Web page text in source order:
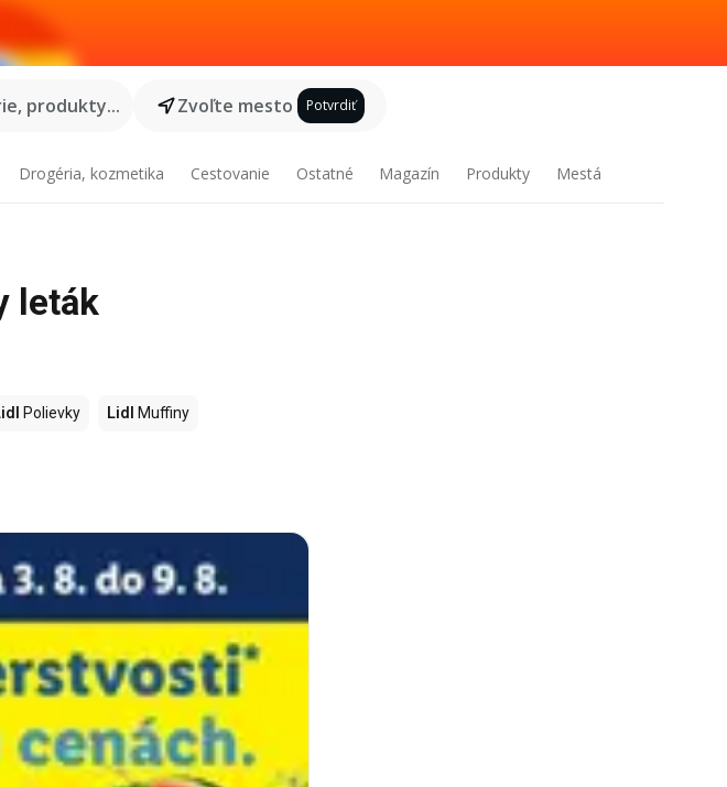
produkty...
Zvoľte mesto Potvrdiť
Drogéria, kozmetika Cestovanie Ostatné Magazín Produkty Mestá
leták
Polievky Lidl Muffiny